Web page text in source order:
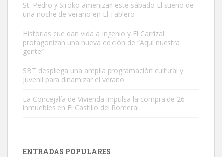
Este gato macho ha aparecido en la calle hace menos de un mes,
es muy manso y extremadamente cari...
Leales.org » Gran Canaria
St. Pedro y Siroko amenizan este sábado El sueño de
una noche de verano en El Tablero
Historias que dan vida a Ingenio y El Carrizal
protagonizan una nueva edición de “Aquí nuestra
gente”
SBT despliega una amplia programación cultural y
juvenil para dinamizar el verano
La Concejalía de Vivienda impulsa la compra de 26
inmuebles en El Castillo del Romeral
ENTRADAS POPULARES